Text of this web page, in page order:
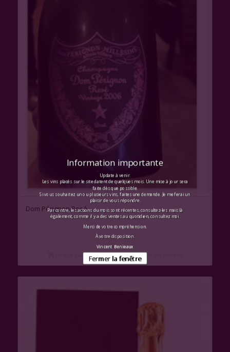
Dom Pérignon Rosé
Lire la suite Voir les détails
Information importante
Update à venir.
Les vins placés sur le site datent de quelques mois. Une mise à jour sera
faite dès que possible.
Si vous souhaitez un ou plusieurs vins, faites une demande. Je me ferai un
plaisir de vous répondre.
Par contre, les actions du mois sont récentes, consultez-les mais là
également, comme il y a des ventes au quotidien, consultez moi.
Merci de votre compréhension.
À votre disposition.
Vincent Benieaux
Fermer la fenêtre